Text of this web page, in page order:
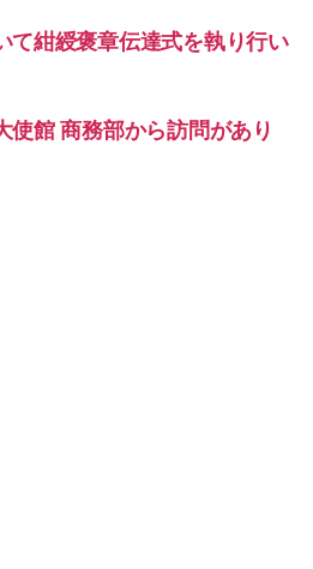
て紺綬褒章伝達式を執り行い
使館 商務部から訪問があり